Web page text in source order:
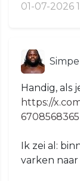
01-07-2026
Handig, als
https://
6708568365
Ik zei al:
varken